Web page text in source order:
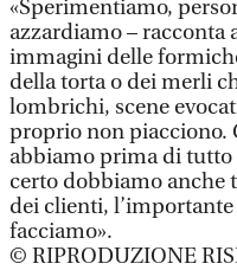
«Sperimentiamo,
azzardiamo – racconta
immagini delle
della torta o dei merli
lombrichi, scene
proprio non piacciono.
abbiamo prima di tutto
certo dobbiamo anche
dei clienti,
facciamo».
© RIPRODUZIONE